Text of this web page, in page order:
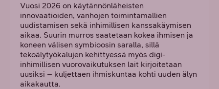
Vuosi 2026 on käytännönläheisten
innovaatioiden, vanhojen toimintamallien
uudistamisen sekä inhimillisen kanssakäymisen
aikaa. Suurin murros saatetaan kokea ihmisen ja
koneen välisen symbioosin saralla, sillä
tekoälytyökalujen kehittyessä myös digi-
inhimillisen vuorovaikutuksen lait kirjoitetaan
uusiksi – kuljettaen ihmiskuntaa kohti uuden älyn
aikakautta.